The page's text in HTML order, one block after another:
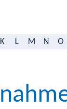
K L M N O